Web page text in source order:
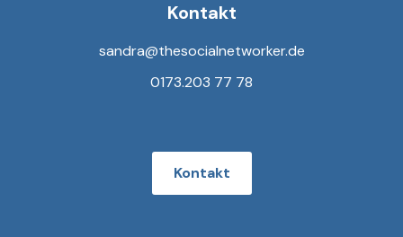
Kontakt
sandra@thesocialnetworker.de
0173.203 77 78
Kontakt